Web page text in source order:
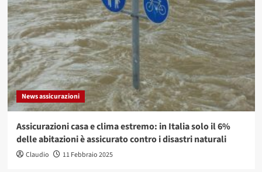
News assicurazioni
Assicurazioni casa e clima estremo: in Italia solo il 6%
delle abitazioni è assicurato contro i disastri naturali
Claudio 11 Febbraio 2025